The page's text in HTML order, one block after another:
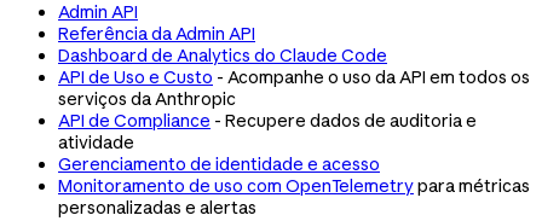
Admin API
Referência da Admin API
Dashboard de Analytics do Claude Code
API de Uso e Custo - Acompanhe o uso da API em todos os
serviços da Anthropic
API de Compliance - Recupere dados de auditoria e
atividade
Gerenciamento de identidade e acesso
Monitoramento de uso com OpenTelemetrypara métricas
personalizadas e alertas